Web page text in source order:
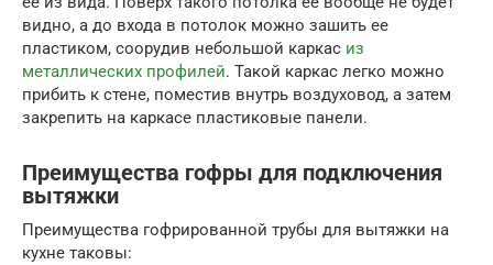
видно, а до входа в потолок можно зашить ее
пластиком, соорудив небольшой каркас из
металлических профилей. Такой каркас легко можно
прибить к стене, поместив внутрь воздуховод, а затем
закрепить на каркасе пластиковые панели.
Преимущества гофры для подключения
вытяжки
Преимущества гофрированной трубы для вытяжки на
кухне таковы: